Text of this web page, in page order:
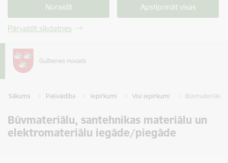
Noraidīt Apstiprināt visas
Pārvaldīt sīkdatnes
Sākums Pašvaldība Iepirkumi Visi iepirkumi Būvmateriālu,
Būvmateriālu, santehnikas materiālu un
elektromateriālu iegāde/piegāde